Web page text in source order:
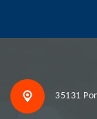
35131